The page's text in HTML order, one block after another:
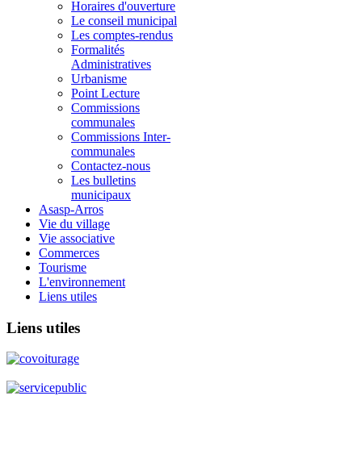
Horaires d'ouverture
Le conseil municipal
Les comptes-rendus
Formalités
Administratives
Urbanisme
Point Lecture
Commissions
communales
Commissions Inter-
communales
Contactez-nous
Les bulletins
municipaux
Asasp-Arros
Vie du village
Vie associative
Commerces
Tourisme
L'environnement
Liens utiles
Liens utiles